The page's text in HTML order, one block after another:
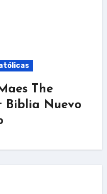
The
Biblia Nuevo